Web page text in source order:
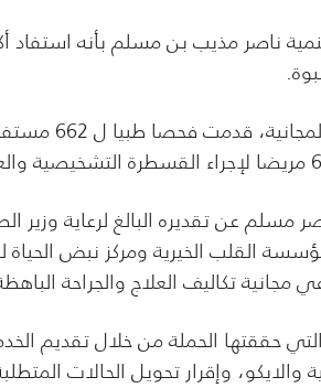
مسلم عن تقديره البالغ لرعاية
القلب الخيرية ومركز نبض الحياة
مجانية تكاليف العلاج والجراحة
حققتها الحملة من خلال تقديم
وإقرار تحويل الحالات